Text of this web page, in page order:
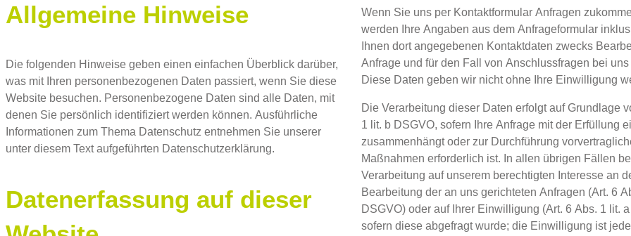
Allgemeine Hinweise
Die folgenden Hinweise geben einen einfachen Überblick darüber,
was mit Ihren personenbezogenen Daten passiert, wenn Sie diese
Website besuchen. Personenbezogene Daten sind alle Daten, mit
denen Sie persönlich identifiziert werden können. Ausführliche
Informationen zum Thema Datenschutz entnehmen Sie unserer
unter diesem Text aufgeführten Datenschutzerklärung.
Datenerfassung auf dieser
Wenn Sie uns per Kontaktformular Anfragen
werden Ihre Angaben aus dem Anfrageformular
Ihnen dort angegebenen Kontaktdaten zwecks
Anfrage und für den Fall von Anschlussfragen bei
Diese Daten geben wir nicht ohne Ihre Einwilligung
Die Verarbeitung dieser Daten erfolgt auf Grundlage
1 lit. b DSGVO, sofern Ihre Anfrage mit der Erfüllung
zusammenhängt oder zur Durchführung
Maßnahmen erforderlich ist. In allen übrigen Fällen
Verarbeitung auf unserem berechtigten Interesse an
Bearbeitung der an uns gerichteten Anfragen (Art. 6
DSGVO) oder auf Ihrer Einwilligung (Art. 6 Abs. 1 lit.
sofern diese abgefragt wurde; die Einwilligung ist